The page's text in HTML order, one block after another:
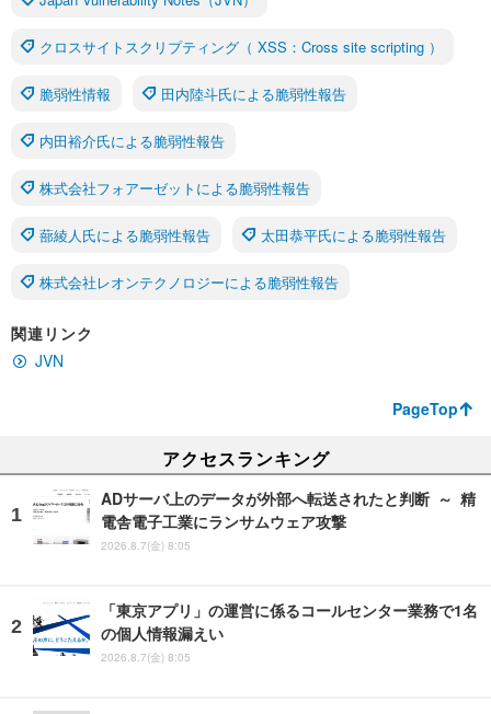
クロスサイトスクリプティング（ XSS：Cross site scripting ）
脆弱性情報 田内陸斗氏による脆弱性報告
内田裕介氏による脆弱性報告
株式会社フォアーゼットによる脆弱性報告
蔀綾人氏による脆弱性報告 太田恭平氏による脆弱性報告
株式会社レオンテクノロジーによる脆弱性報告
関連リンク
JVN
PageTop
アクセスランキング
ADサーバ上のデータが外部へ転送されたと判断 ～ 精
電舎電子工業にランサムウェア攻撃
2026.8.7(金) 8:05
「東京アプリ」の運営に係るコールセンター業務で1名
の個人情報漏えい
2026.8.7(金) 8:05